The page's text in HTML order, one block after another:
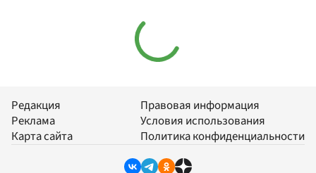
Редакция
Реклама
Карта сайта
Правовая информация
Условия использования
Политика конфиденциальности